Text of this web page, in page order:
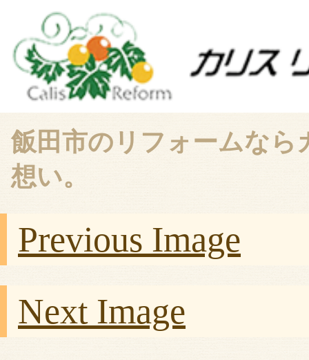
飯田市のリフォームな
想い。
Previous Image
Next Image